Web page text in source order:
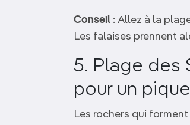
Conseil : Allez à la
Les falaises prennent
5. Plage des
pour un
Les rochers qui